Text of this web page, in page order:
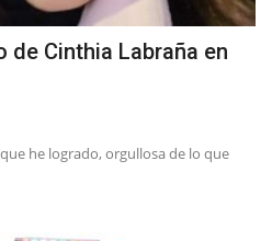
Cinthia Labraña en
he logrado, orgullosa de lo que